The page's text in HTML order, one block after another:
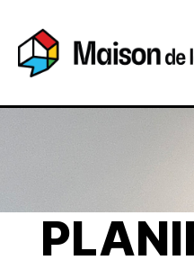
de